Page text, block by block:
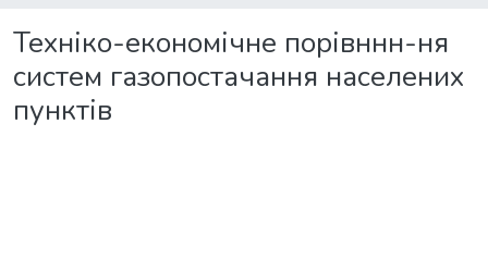
Техніко-економічне порівннн-ня
систем газопостачання населених
пунктів